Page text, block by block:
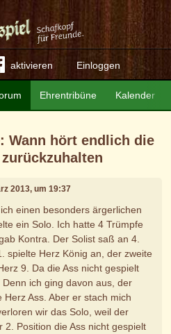
aktivieren Einloggen
Ehrentribüne Kalender
: Wann hört endlich die
2013, um 19:37
einen besonders ärgerlichen
ein Solo. Ich hatte 4 Trümpfe
Kontra. Der Solist saß an 4.
spielte Herz König an, der zweite
9. Da die Ass nicht gespielt
Denn ich ging davon aus, der
Herz Ass. Aber er stach mich
wir das Solo, weil der
2. Position die Ass nicht gespielt